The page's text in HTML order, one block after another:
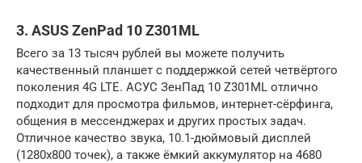
3. ASUS ZenPad 10 Z301ML
Всего за 13 тысяч рублей вы можете получить
качественный планшет с поддержкой сетей четвёртого
поколения 4G LTE. АСУС ЗенПад 10 Z301ML отлично
подходит для просмотра фильмов, интернет-сёрфинга,
общения в мессенджерах и других простых задач.
Отличное качество звука, 10.1-дюймовый дисплей
(1280х800 точек), а также ёмкий аккумулятор на 4680